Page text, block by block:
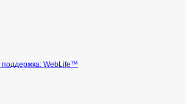
поддержка: WebLife™